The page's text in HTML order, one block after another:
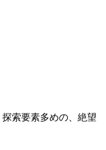
索要素多めの、絶望